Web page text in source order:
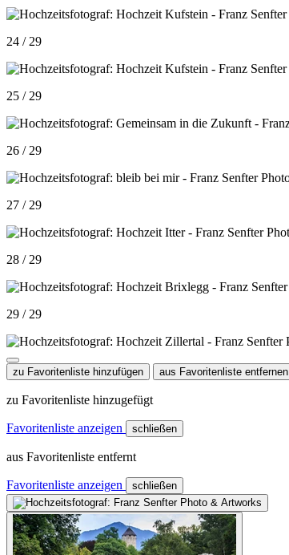
24 / 29
25 / 29
26 / 29
27 / 29
28 / 29
29 / 29
zu Favoritenliste hinzufügen aus Favoritenliste entfernen
zu Favoritenliste hinzugefügt
Favoritenliste anzeigen schließen
aus Favoritenliste entfernt
Favoritenliste anzeigen schließen